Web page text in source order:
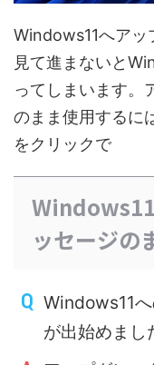
Windows11へアッ
見て進まないと
ってしまいます。
のまま使用するに
をクリックで
ッセージの
Windows11
が出始めまし